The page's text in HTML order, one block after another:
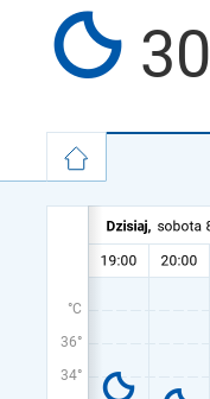
30
°C
36°
34°